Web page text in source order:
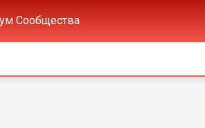
Сообщества